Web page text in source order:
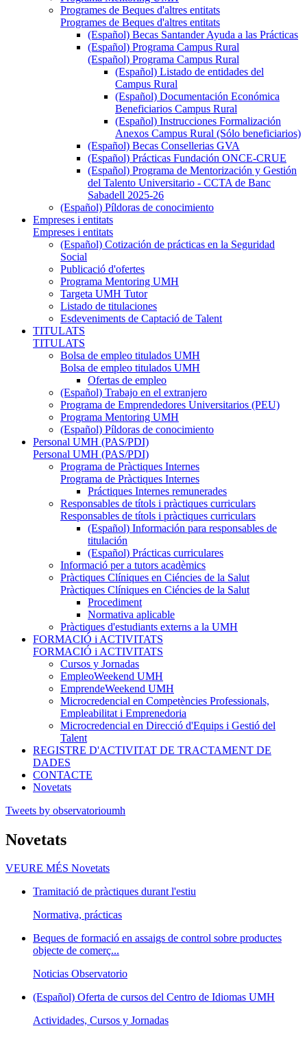
Programes de Beques d'altres entitats
Programes de Beques d'altres entitats
(Español) Becas Santander Ayuda a las Prácticas
(Español) Programa Campus Rural
(Español) Programa Campus Rural
(Español) Listado de entidades del
Campus Rural
(Español) Documentación Económica
Beneficiarios Campus Rural
(Español) Instrucciones Formalización
Anexos Campus Rural (Sólo beneficiarios)
(Español) Becas Consellerias GVA
(Español) Prácticas Fundación ONCE-CRUE
(Español) Programa de Mentorización y Gestión
del Talento Universitario - CCTA de Banc
Sabadell 2025-26
(Español) Píldoras de conocimiento
Empreses i entitats
Empreses i entitats
(Español) Cotización de prácticas en la Seguridad
Social
Publicació d'ofertes
Programa Mentoring UMH
Targeta UMH Tutor
Listado de titulaciones
Esdeveniments de Captació de Talent
TITULATS
TITULATS
Bolsa de empleo titulados UMH
Bolsa de empleo titulados UMH
Ofertas de empleo
(Español) Trabajo en el extranjero
Programa de Emprendedores Universitarios (PEU)
Programa Mentoring UMH
(Español) Píldoras de conocimiento
Personal UMH (PAS/PDI)
Personal UMH (PAS/PDI)
Programa de Pràctiques Internes
Programa de Pràctiques Internes
Práctiques Internes remunerades
Responsables de títols i pràctiques curriculars
Responsables de títols i pràctiques curriculars
(Español) Información para responsables de
titulación
(Español) Prácticas curriculares
Informació per a tutors acadèmics
Pràctiques Clíniques en Ciéncies de la Salut
Pràctiques Clíniques en Ciéncies de la Salut
Procediment
Normativa aplicable
Pràctiques d'estudiants externs a la UMH
FORMACIÓ i ACTIVITATS
FORMACIÓ i ACTIVITATS
Cursos y Jornadas
EmpleoWeekend UMH
EmprendeWeekend UMH
Microcredencial en Competències Professionals,
Empleabilitat i Emprenedoria
Microcredencial en Direcció d'Equips i Gestió del
Talent
REGISTRE D'ACTIVITAT DE TRACTAMENT DE
DADES
CONTACTE
Novetats
Tweets by observatorioumh
Novetats
VEURE MÉS Novetats
Tramitació de pràctiques durant l'estiu
Normativa, prácticas
Beques de formació en assaigs de control sobre productes
objecte de comerç...
Noticias Observatorio
(Español) Oferta de cursos del Centro de Idiomas UMH
Actividades, Cursos y Jornadas